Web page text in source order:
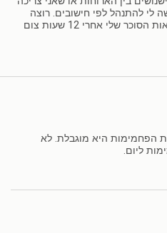
לי להתנהל לפי חישובים. רוצה
להתחיל בתזונה כי תוצאות הסוכר שלי אחרי 12 שעות צום
הפחמימות היא מוגבלת. לא